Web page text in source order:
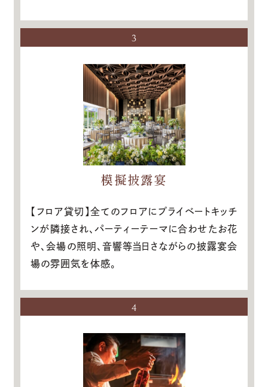
3
模擬披露宴
【フロア貸切】全てのフロアにプライベートキッチ
ンが隣接され、パーティーテーマに合わせたお花
や、会場の照明、音響等当日さながらの披露宴会
場の雰囲気を体感。
4